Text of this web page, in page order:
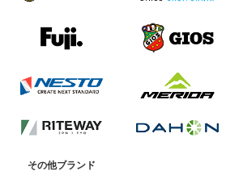
その他ブランド